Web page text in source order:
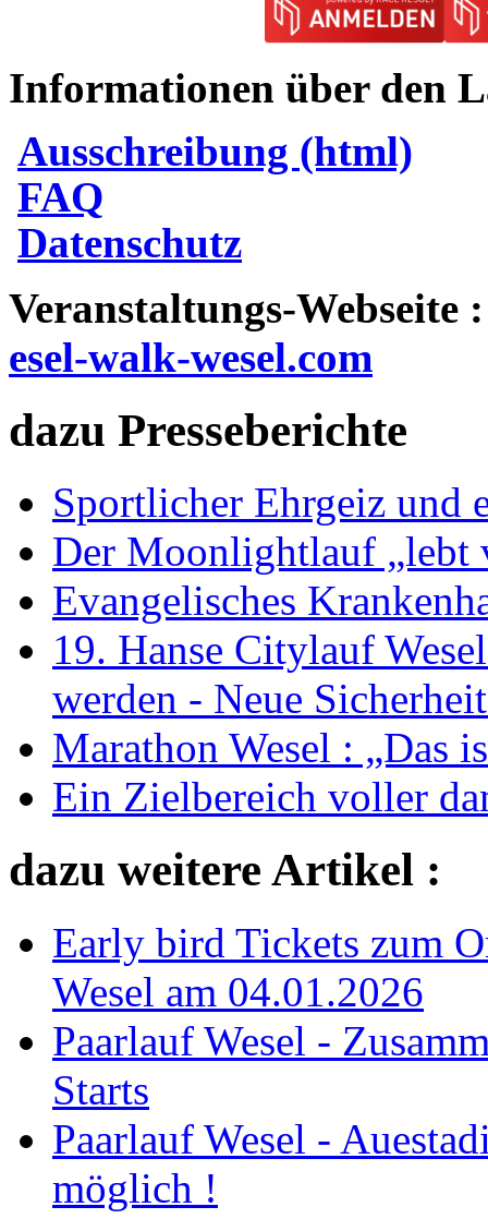
Informationen über den
Ausschreibung (html)
FAQ
Datenschutz
Veranstaltungs-Webseite :
esel-walk-wesel.com
dazu Presseberichte
Sportlicher Ehrgeiz und
Der Moonlightlauf „lebt
Evangelisches
19. Hanse Citylauf
werden - Neue
Marathon Wesel : „Das
Ein Zielbereich voller
dazu weitere Artikel :
Early bird Tickets zum
Wesel am 04.01.2026
Paarlauf Wesel -
Starts
Paarlauf Wesel -
möglich !